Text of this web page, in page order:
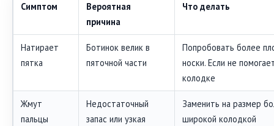
Симптом
Вероятная
причина
Что делать
Натирает
пятка
Ботинок велик в
пяточной части
Попробовать более
носки. Если не
колодке
Жмут
пальцы
Недостаточный
запас или узкая
Заменить на размер
широкой колодкой